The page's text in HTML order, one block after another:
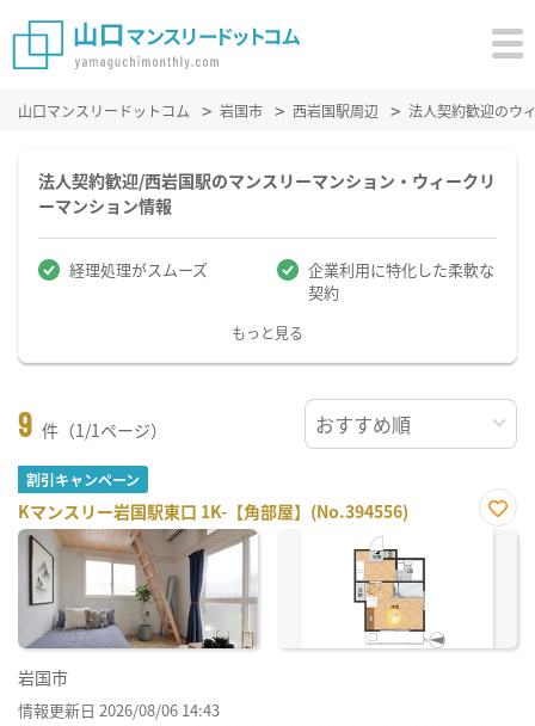
山口マンスリードットコム 岩国市 西岩国駅周辺 法人契約歓迎のウ
法人契約歓迎/西岩国駅のマンスリーマンション・ウィークリ
ーマンション情報
経理処理がスムーズ
企業利用に特化した柔軟な
契約
もっと見る
9 件（1/1ページ）
割引キャンペーン
Kマンスリー岩国駅東口 1K-【角部屋】(No.394556)
お気
岩国市
情報更新日 2026/08/06 14:43